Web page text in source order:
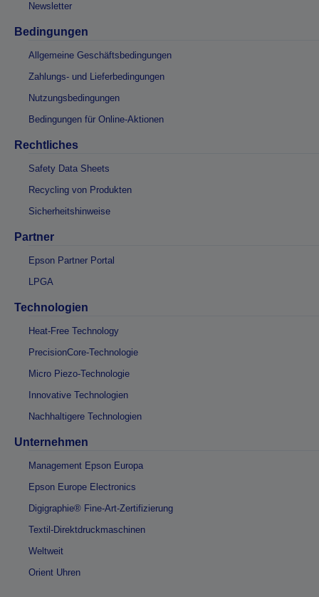
Newsletter
Bedingungen
Allgemeine Geschäftsbedingungen
Zahlungs- und Lieferbedingungen
Nutzungsbedingungen
Bedingungen für Online-Aktionen
Rechtliches
Safety Data Sheets
Recycling von Produkten
Sicherheitshinweise
Partner
Epson Partner Portal
LPGA
Technologien
Heat-Free Technology
PrecisionCore-Technologie
Micro Piezo-Technologie
Innovative Technologien
Nachhaltigere Technologien
Unternehmen
Management Epson Europa
Epson Europe Electronics
Digigraphie® Fine-Art-Zertifizierung
Textil-Direktdruckmaschinen
Weltweit
Orient Uhren